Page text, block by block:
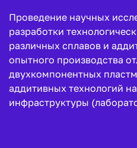
Проведение научных
разработки
различных сплавов и
опытного производства
двухкомпонентных
аддитивных технологий
инфраструктуры